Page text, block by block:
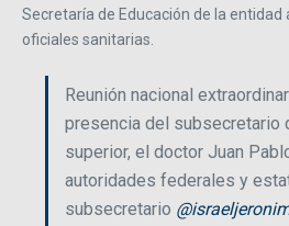
Secretaría de Educación de la
oficiales sanitarias.
Reunión nacional
presencia del subsecretario
superior, el doctor Juan
autoridades federales y
subsecretario